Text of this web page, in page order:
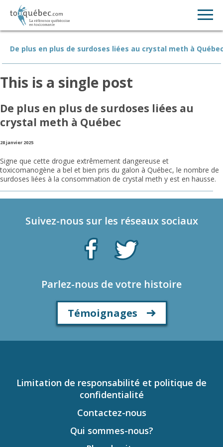
De plus en plus de surdoses liées au crystal meth à
This is a single post
De plus en plus de surdoses liées au
crystal meth à Québec
28 janvier 2025
Signe que cette drogue extrêmement dangereuse et
toxicomanogène a bel et bien pris du galon à Québec, le nombre de
surdoses liées à la consommation de crystal meth y est en hausse.
Suivez-nous sur les réseaux sociaux
Parlez-nous de votre histoire
Témoignages
Limitation de responsabilité et politique de
confidentialité
Contactez-nous
Qui sommes-nous?